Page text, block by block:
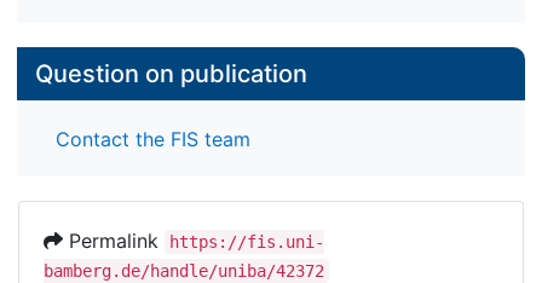
Question on publication
Contact the FIS team
Permalink
https://fis.uni-
bamberg.de/handle/uniba/42372